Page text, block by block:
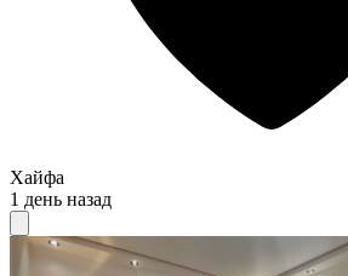
Хайфа
1 день назад